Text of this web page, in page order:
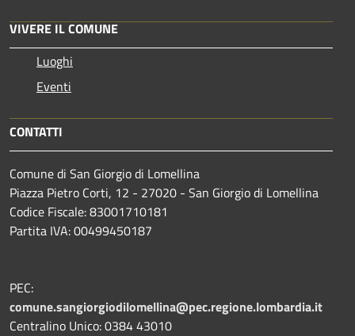
VIVERE IL COMUNE
Luoghi
Eventi
CONTATTI
Comune di San Giorgio di Lomellina
Piazza Pietro Corti, 12 - 27020 - San Giorgio di Lomellina
Codice Fiscale: 83001710181
Partita IVA: 00499450187
PEC:
comune.sangiorgiodilomellina@pec.regione.lombardia.it
Centralino Unico: 0384 43010